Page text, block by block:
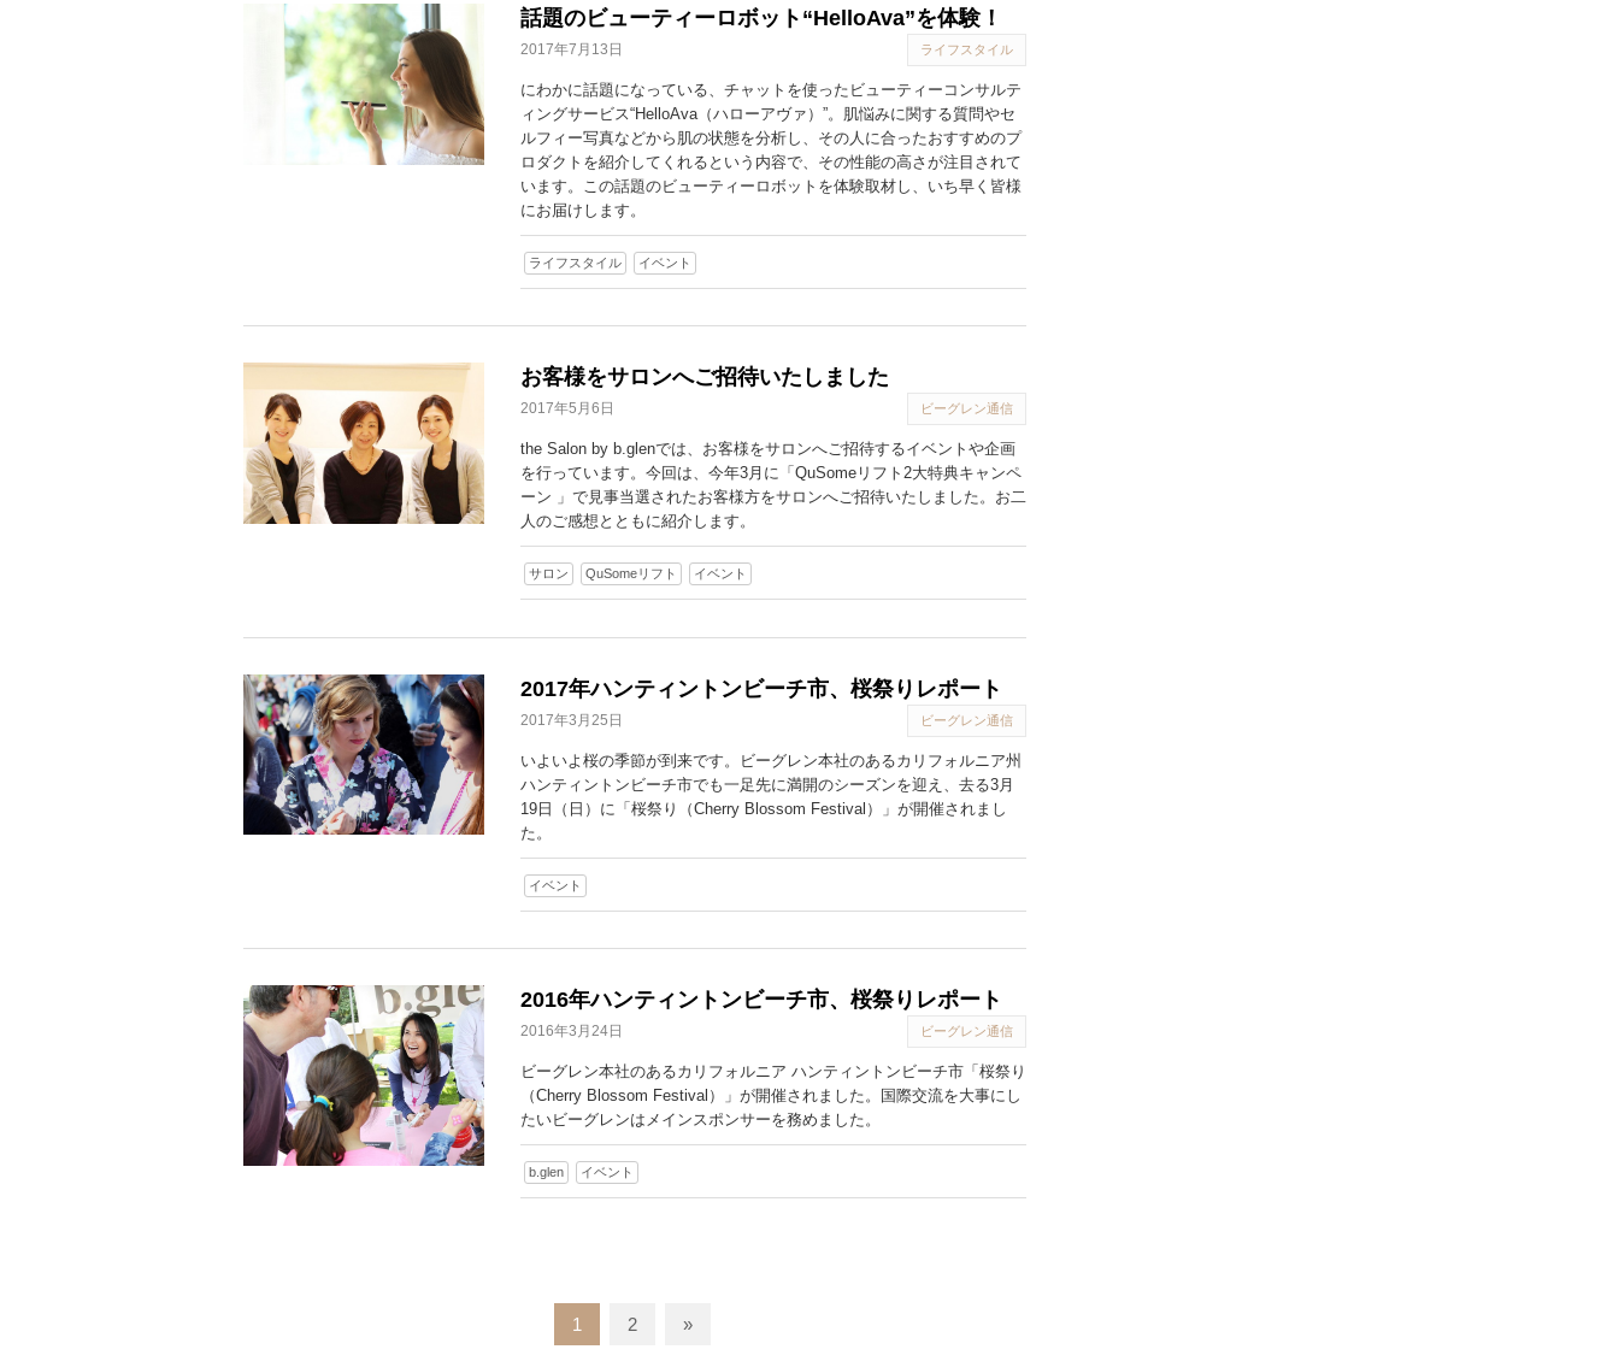
話題のビューティーロボット“HelloAva”を体験！
2017年7月13日 ライフスタイル
にわかに話題になっている、チャットを使ったビューティーコンサルテ
ィングサービス“HelloAva（ハローアヴァ）”。肌悩みに関する質問やセ
ルフィー写真などから肌の状態を分析し、その人に合ったおすすめのプ
ロダクトを紹介してくれるという内容で、その性能の高さが注目されて
います。この話題のビューティーロボットを体験取材し、いち早く皆様
にお届けします。
ライフスタイル イベント
お客様をサロンへご招待いたしました
2017年5月6日 ビーグレン通信
the Salon by b.glenでは、お客様をサロンへご招待するイベントや企画
を行っています。今回は、今年3月に「QuSomeリフト2大特典キャンペ
ーン 」で見事当選されたお客様方をサロンへご招待いたしました。お二
人のご感想とともに紹介します。
サロン QuSomeリフト イベント
2017年ハンティントンビーチ市、桜祭りレポート
2017年3月25日 ビーグレン通信
いよいよ桜の季節が到来です。ビーグレン本社のあるカリフォルニア州
ハンティントンビーチ市でも一足先に満開のシーズンを迎え、去る3月
19日（日）に「桜祭り（Cherry Blossom Festival）」が開催されまし
た。
イベント
2016年ハンティントンビーチ市、桜祭りレポート
2016年3月24日 ビーグレン通信
ビーグレン本社のあるカリフォルニア ハンティントンビーチ市「桜祭り
（Cherry Blossom Festival）」が開催されました。国際交流を大事にし
たいビーグレンはメインスポンサーを務めました。
b.glen イベント
1 2 »